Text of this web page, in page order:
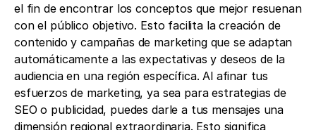
el fin de encontrar los conceptos que mejor resuenan
con el público objetivo. Esto facilita la creación de
contenido y campañas de marketing que se adaptan
automáticamente a las expectativas y deseos de la
audiencia en una región específica. Al afinar tus
esfuerzos de marketing, ya sea para estrategias de
SEO o publicidad, puedes darle a tus mensajes una
dimensión regional extraordinaria. Esto significa